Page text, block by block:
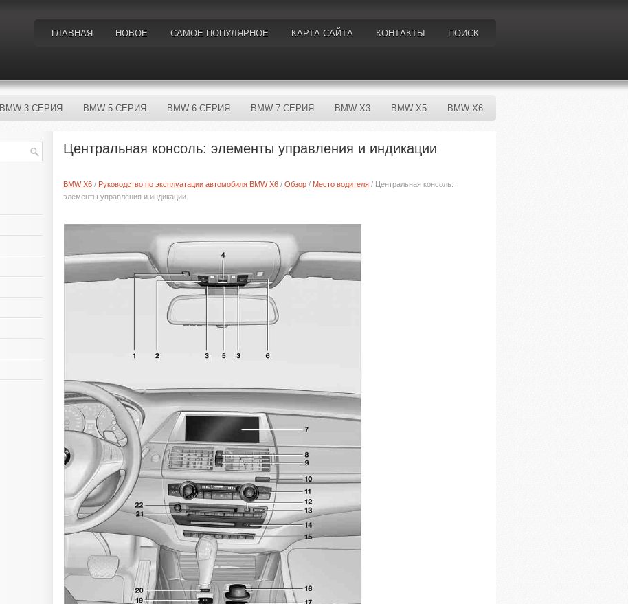
ГЛАВНАЯ НОВОЕ САМОЕ ПОПУЛЯРНОЕ КАРТА САЙТА КОНТАКТЫ ПОИСК
BMW 3 СЕРИЯ BMW 5 СЕРИЯ BMW 6 СЕРИЯ BMW 7 СЕРИЯ BMW X3 BMW X5 BMW X6
Центральная консоль: элементы управления и индикации
BMW X6 / Руководство по эксплуатации автомобиля BMW X6 / Обзор / Место водителя / Центральная консоль:
элементы управления и индикации